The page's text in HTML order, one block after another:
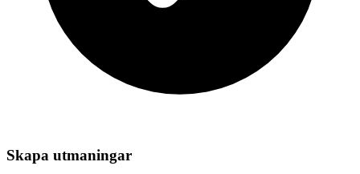
Skapa utmaningar